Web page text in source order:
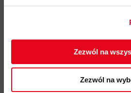
Zezwól na
Zezwól na
Darmowa dostawa od
Możliwy odbiór w
zgodnie z Polityką